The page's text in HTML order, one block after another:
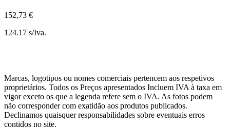
152,73 €
124.17 s/Iva.
Marcas, logotipos ou nomes comerciais pertencem aos respetivos
proprietários. Todos os Preços apresentados Incluem IVA à taxa em
vigor exceto os que a legenda refere sem o IVA. As fotos podem
não corresponder com exatidão aos produtos publicados.
Declinamos quaisquer responsabilidades sobre eventuais erros
contidos no site.